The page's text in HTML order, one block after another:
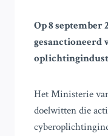
Op 8 september
Het Ministerie
doelwitten die